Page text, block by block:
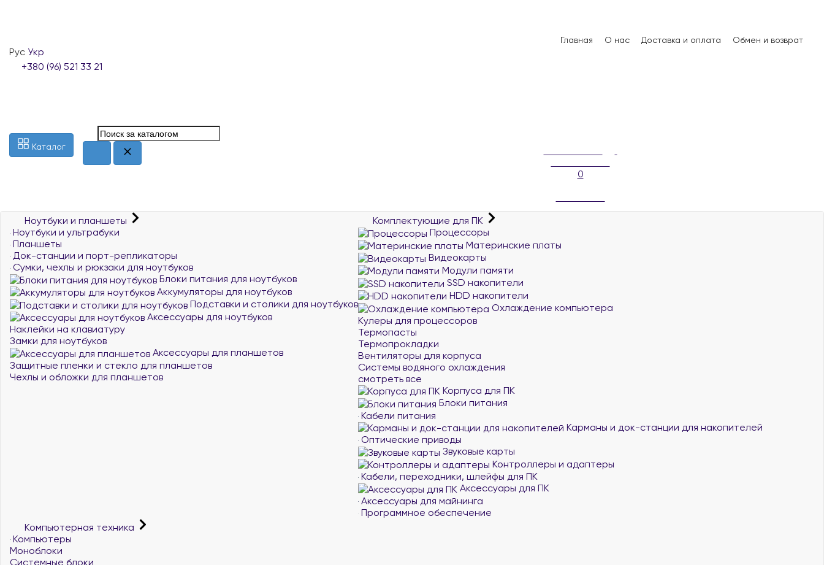
Главная О нас Доставка и оплата Обмен и возврат
Рус Укр
+380 (96) 521 33 21
Каталог
0
Ноутбуки и планшеты
Ноутбуки и ультрабуки
Планшеты
Док-станции и порт-репликаторы
Сумки, чехлы и рюкзаки для ноутбуков
Блоки питания для ноутбуков
Аккумуляторы для ноутбуков
Подставки и столики для ноутбуков
Аксессуары для ноутбуков
Наклейки на клавиатуру
Замки для ноутбуков
Аксессуары для планшетов
Защитные пленки и стекло для планшетов
Чехлы и обложки для планшетов
Комплектующие для ПК
Процессоры
Материнские платы
Видеокарты
Модули памяти
SSD накопители
HDD накопители
Охлаждение компьютера
Кулеры для процессоров
Термопасты
Термопрокладки
Вентиляторы для корпуса
Системы водяного охлаждения
смотреть все
Корпуса для ПК
Блоки питания
Кабели питания
Карманы и док-станции для накопителей
Оптические приводы
Звуковые карты
Контроллеры и адаптеры
Кабели, переходники, шлейфы для ПК
Аксессуары для ПК
Аксессуары для майнинга
Программное обеспечение
Компьютерная техника
Компьютеры
Моноблоки
Системные блоки